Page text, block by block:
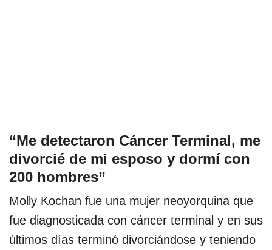
“Me detectaron Cáncer Terminal, me
divorcié de mi esposo y dormí con
200 hombres”
Molly Kochan fue una mujer neoyorquina que
fue diagnosticada con cáncer terminal y en sus
últimos días terminó divorciándose y teniendo